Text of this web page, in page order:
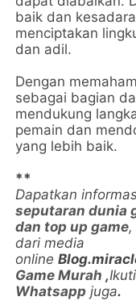
baik dan
menciptakan
dan adil.
Dengan
sebagai bagian
mendukung
pemain dan
yang lebih baik.
**
Dapatkan
seputaran dunia
dan top up game
dari media
online
Game Murah ,
Whatsapp juga.